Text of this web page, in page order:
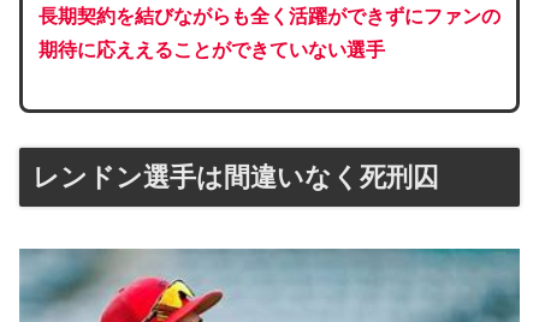
長期契約を結びながらも全く活躍ができずにファンの
期待に応ええることができていない選手
レンドン選手は間違いなく死刑囚